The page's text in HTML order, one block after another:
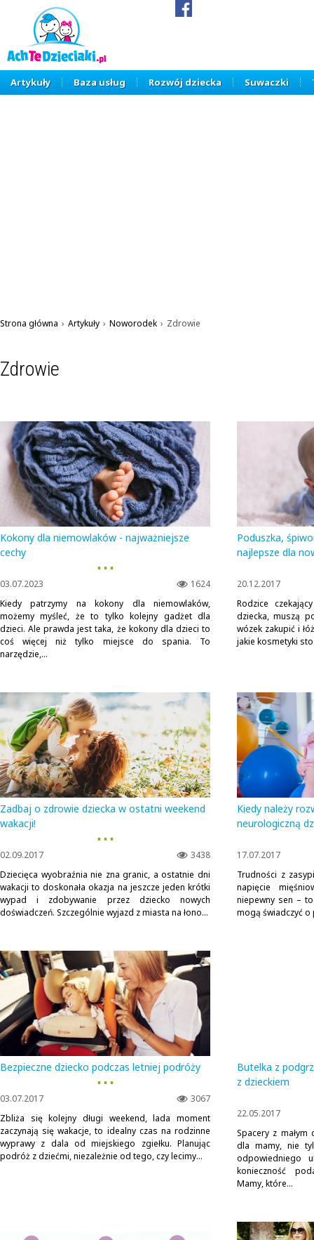
Artykuły Baza usług Rozwój dziecka Suwaczki
Strona główna › Artykuły › Noworodek › Zdrowie
Zdrowie
Kokony dla niemowlaków - najważniejsze
cechy
▪ ▪ ▪
1624
03.07.2023
Kiedy patrzymy na kokony dla niemowlaków,
możemy myśleć, że to tylko kolejny gadżet dla
dzieci. Ale prawda jest taka, że kokony dla dzieci to
coś więcej niż tylko miejsce do spania. To
narzędzie,...
Poduszka,
najlepsze dla
20.12.2017
Rodzice
dziecka, muszą
wózek zakupić i
jakie kosmetyki
Zadbaj o zdrowie dziecka w ostatni weekend
wakacji!
▪ ▪ ▪
3438
02.09.2017
Dziecięca wyobraźnia nie zna granic, a ostatnie dni
wakacji to doskonała okazja na jeszcze jeden krótki
wypad i zdobywanie przez dziecko nowych
doświadczeń. Szczególnie wyjazd z miasta na łono...
Kiedy należy
neurologiczną
17.07.2017
Trudności z
napięcie
niepewny sen –
mogą świadczyć
Bezpieczne dziecko podczas letniej podróży
▪ ▪ ▪
3067
03.07.2017
Zbliża się kolejny długi weekend, lada moment
zaczynają się wakacje, to idealny czas na rodzinne
wyprawy z dala od miejskiego zgiełku. Planując
podróż z dziećmi, niezależnie od tego, czy lecimy...
Butelka z
z dzieckiem
22.05.2017
Spacery z małym
dla mamy, nie
odpowiedniego
konieczność
Mamy, które...